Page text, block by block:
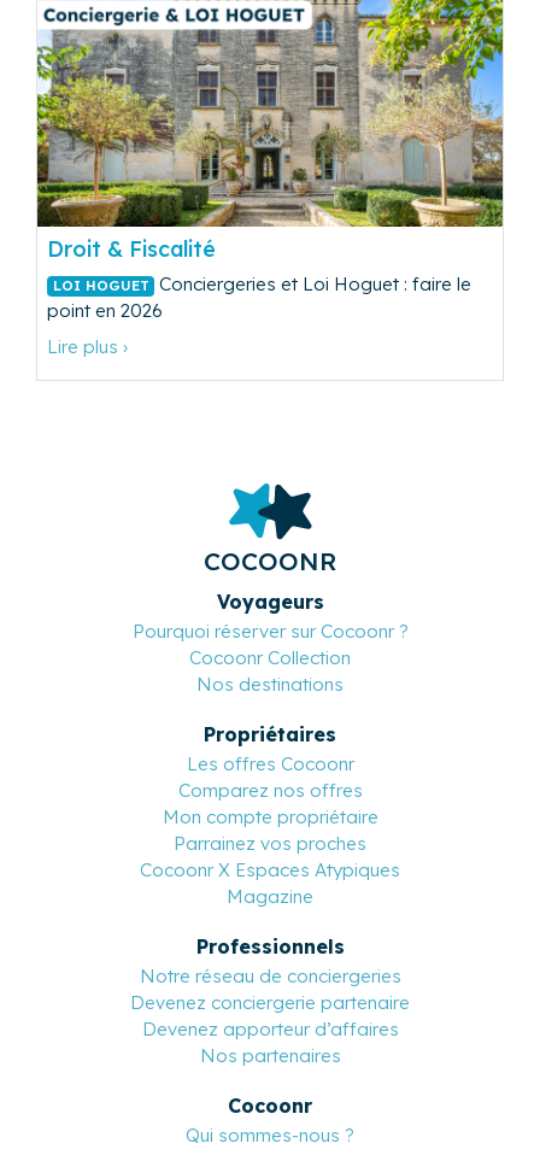
Droit & Fiscalité
LOI HOGUET
Conciergeries et Loi Hoguet : faire le
point en 2026
Lire plus ›
COCOONR
Voyageurs
Pourquoi réserver sur Cocoonr ?
Cocoonr Collection
Nos destinations
Propriétaires
Les offres Cocoonr
Comparez nos offres
Mon compte propriétaire
Parrainez vos proches
Cocoonr X Espaces Atypiques
Magazine
Professionnels
Notre réseau de conciergeries
Devenez conciergerie partenaire
Devenez apporteur d’affaires
Nos partenaires
Cocoonr
Qui sommes-nous ?